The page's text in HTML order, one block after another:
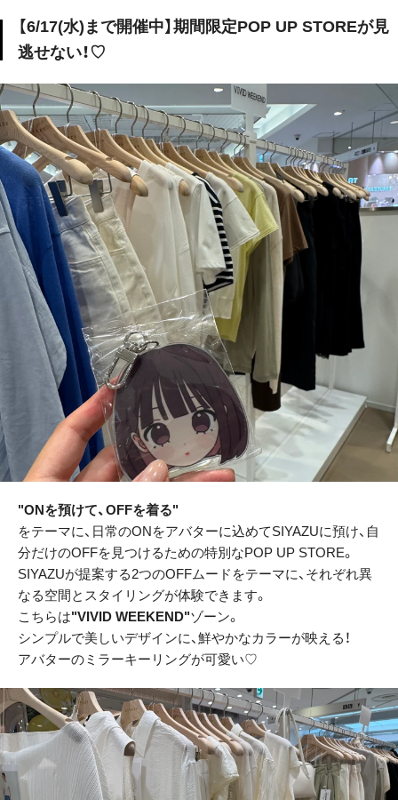
【6/17(水)まで開催中】期間限定POP UP STOREが見
逃せない！♡
"ONを預けて、OFFを着る"
をテーマに、日常のONをアバターに込めてSIYAZUに預け、自
分だけのOFFを見つけるための特別なPOP UP STORE。
SIYAZUが提案する2つのOFFムードをテーマに、それぞれ異
なる空間とスタイリングが体験できます。
こちらは"VIVID WEEKEND"ゾーン。
シンプルで美しいデザインに、鮮やかなカラーが映える！
アバターのミラーキーリングが可愛い♡